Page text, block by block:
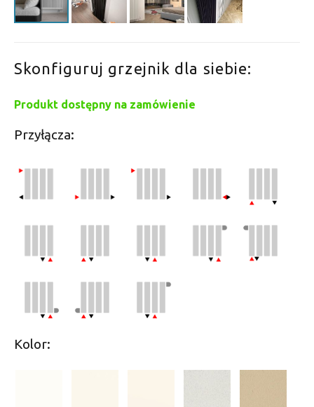
Skonfiguruj grzejnik dla siebie:
Produkt dostępny na zamówienie
Przyłącza:
Kolor: